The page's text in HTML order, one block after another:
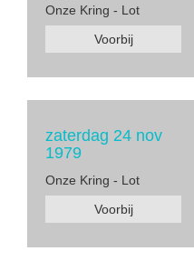
Onze Kring - Lot
Voorbij
zaterdag 24 nov
1979
Onze Kring - Lot
Voorbij